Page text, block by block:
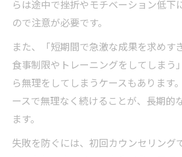
らは途中で挫折やモチベーション低下
ので注意が必要です。
また、「短期間で急激な成果を求めす
食事制限やトレーニングをしてしまう
ら無理をしてしまうケースもあります
ースで無理なく続けることが、長期的
ます。
失敗を防ぐには、初回カウンセリング